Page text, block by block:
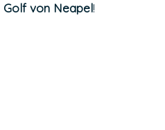
Golf von Neapel!